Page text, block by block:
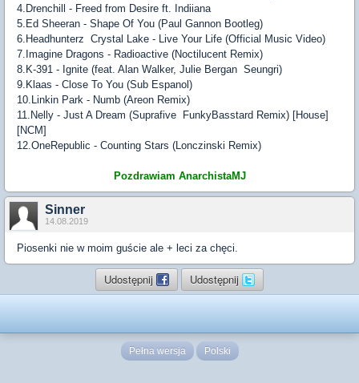
4.Drenchill - Freed from Desire ft. Indiiana
5.Ed Sheeran - Shape Of You (Paul Gannon Bootleg)
6.Headhunterz Crystal Lake - Live Your Life (Official Music Video)
7.Imagine Dragons - Radioactive (Noctilucent Remix)
8.K-391 - Ignite (feat. Alan Walker, Julie Bergan Seungri)
9.Klaas - Close To You (Sub Espanol)
10.Linkin Park - Numb (Areon Remix)
11.Nelly - Just A Dream (Suprafive FunkyBasstard Remix) [House]
[NCM]
12.OneRepublic - Counting Stars (Lonczinski Remix)
Pozdrawiam AnarchistaMJ
Sinner
14.08.2019
Piosenki nie w moim guście ale + leci za chęci.
Udostępnij Udostępnij
Pełna wersja Polski